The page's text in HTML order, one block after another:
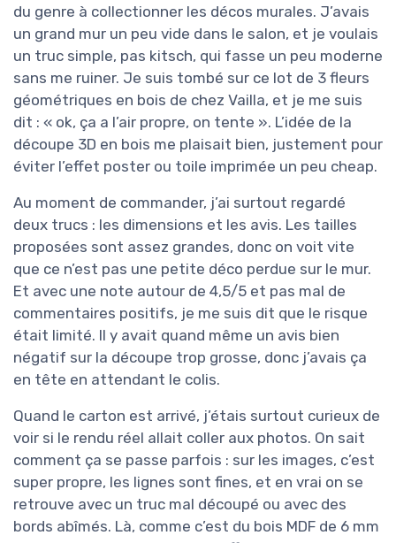
du genre à collectionner les décos murales. J’avais
un grand mur un peu vide dans le salon, et je voulais
un truc simple, pas kitsch, qui fasse un peu moderne
sans me ruiner. Je suis tombé sur ce lot de 3 fleurs
géométriques en bois de chez Vailla, et je me suis
dit : « ok, ça a l’air propre, on tente ». L’idée de la
découpe 3D en bois me plaisait bien, justement pour
éviter l’effet poster ou toile imprimée un peu cheap.
Au moment de commander, j’ai surtout regardé
deux trucs : les dimensions et les avis. Les tailles
proposées sont assez grandes, donc on voit vite
que ce n’est pas une petite déco perdue sur le mur.
Et avec une note autour de 4,5/5 et pas mal de
commentaires positifs, je me suis dit que le risque
était limité. Il y avait quand même un avis bien
négatif sur la découpe trop grosse, donc j’avais ça
en tête en attendant le colis.
Quand le carton est arrivé, j’étais surtout curieux de
voir si le rendu réel allait coller aux photos. On sait
comment ça se passe parfois : sur les images, c’est
super propre, les lignes sont fines, et en vrai on se
retrouve avec un truc mal découpé ou avec des
bords abîmés. Là, comme c’est du bois MDF de 6 mm